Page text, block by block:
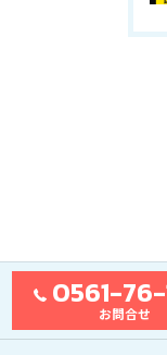
0561-76-
お問合せ